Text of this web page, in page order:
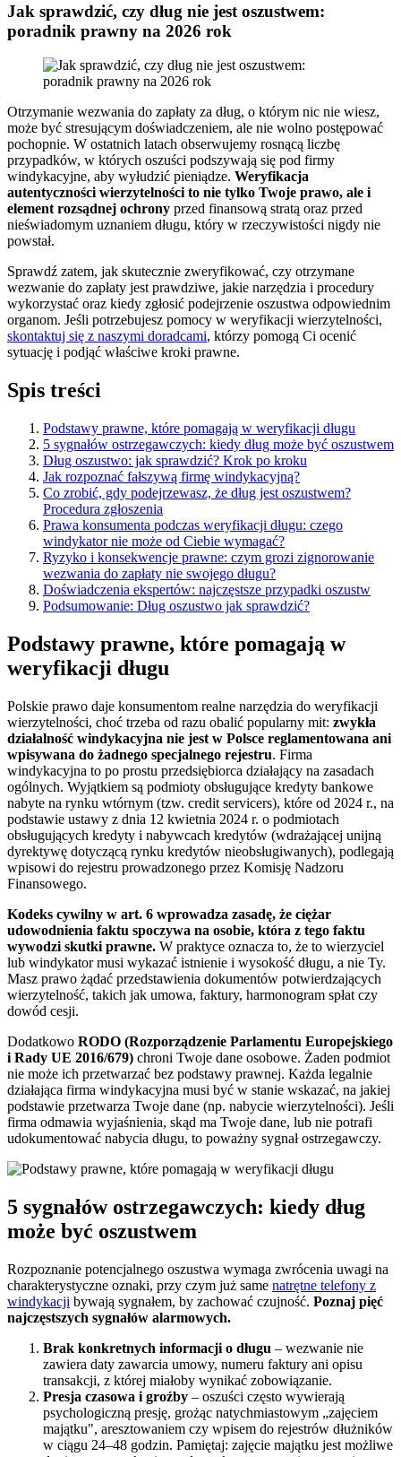
Jak sprawdzić, czy dług nie jest oszustwem:
poradnik prawny na 2026 rok
Otrzymanie wezwania do zapłaty za dług, o którym nic nie wiesz,
może być stresującym doświadczeniem, ale nie wolno postępować
pochopnie. W ostatnich latach obserwujemy rosnącą liczbę
przypadków, w których oszuści podszywają się pod firmy
windykacyjne, aby wyłudzić pieniądze. Weryfikacja
autentyczności wierzytelności to nie tylko Twoje prawo, ale i
element rozsądnej ochrony przed finansową stratą oraz przed
nieświadomym uznaniem długu, który w rzeczywistości nigdy nie
powstał.
Sprawdź zatem, jak skutecznie zweryfikować, czy otrzymane
wezwanie do zapłaty jest prawdziwe, jakie narzędzia i procedury
wykorzystać oraz kiedy zgłosić podejrzenie oszustwa odpowiednim
organom. Jeśli potrzebujesz pomocy w weryfikacji wierzytelności,
skontaktuj się z naszymi doradcami, którzy pomogą Ci ocenić
sytuację i podjąć właściwe kroki prawne.
Spis treści
Podstawy prawne, które pomagają w weryfikacji długu
5 sygnałów ostrzegawczych: kiedy dług może być oszustwem
Dług oszustwo: jak sprawdzić? Krok po kroku
Jak rozpoznać fałszywą firmę windykacyjną?
Co zrobić, gdy podejrzewasz, że dług jest oszustwem?
Procedura zgłoszenia
Prawa konsumenta podczas weryfikacji długu: czego
windykator nie może od Ciebie wymagać?
Ryzyko i konsekwencje prawne: czym grozi zignorowanie
wezwania do zapłaty nie swojego długu?
Doświadczenia ekspertów: najczęstsze przypadki oszustw
Podsumowanie: Dług oszustwo jak sprawdzić?
Podstawy prawne, które pomagają w
weryfikacji długu
Polskie prawo daje konsumentom realne narzędzia do weryfikacji
wierzytelności, choć trzeba od razu obalić popularny mit: zwykła
działalność windykacyjna nie jest w Polsce reglamentowana ani
wpisywana do żadnego specjalnego rejestru. Firma
windykacyjna to po prostu przedsiębiorca działający na zasadach
ogólnych. Wyjątkiem są podmioty obsługujące kredyty bankowe
nabyte na rynku wtórnym (tzw. credit servicers), które od 2024 r., na
podstawie ustawy z dnia 12 kwietnia 2024 r. o podmiotach
obsługujących kredyty i nabywcach kredytów (wdrażającej unijną
dyrektywę dotyczącą rynku kredytów nieobsługiwanych), podlegają
wpisowi do rejestru prowadzonego przez Komisję Nadzoru
Finansowego.
Kodeks cywilny w art. 6 wprowadza zasadę, że ciężar
udowodnienia faktu spoczywa na osobie, która z tego faktu
wywodzi skutki prawne. W praktyce oznacza to, że to wierzyciel
lub windykator musi wykazać istnienie i wysokość długu, a nie Ty.
Masz prawo żądać przedstawienia dokumentów potwierdzających
wierzytelność, takich jak umowa, faktury, harmonogram spłat czy
dowód cesji.
Dodatkowo RODO (Rozporządzenie Parlamentu Europejskiego
i Rady UE 2016/679) chroni Twoje dane osobowe. Żaden podmiot
nie może ich przetwarzać bez podstawy prawnej. Każda legalnie
działająca firma windykacyjna musi być w stanie wskazać, na jakiej
podstawie przetwarza Twoje dane (np. nabycie wierzytelności). Jeśli
firma odmawia wyjaśnienia, skąd ma Twoje dane, lub nie potrafi
udokumentować nabycia długu, to poważny sygnał ostrzegawczy.
5 sygnałów ostrzegawczych: kiedy dług
może być oszustwem
Rozpoznanie potencjalnego oszustwa wymaga zwrócenia uwagi na
charakterystyczne oznaki, przy czym już same natrętne telefony z
windykacji bywają sygnałem, by zachować czujność. Poznaj pięć
najczęstszych sygnałów alarmowych.
Brak konkretnych informacji o długu – wezwanie nie
zawiera daty zawarcia umowy, numeru faktury ani opisu
transakcji, z której miałoby wynikać zobowiązanie.
Presja czasowa i groźby – oszuści często wywierają
psychologiczną presję, grożąc natychmiastowym „zajęciem
majątku", aresztowaniem czy wpisem do rejestrów dłużników
w ciągu 24–48 godzin. Pamiętaj: zajęcie majątku jest możliwe